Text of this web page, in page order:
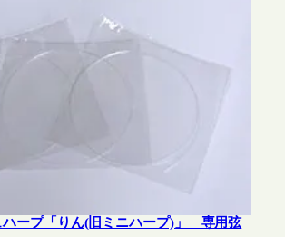
ハープ「りん(旧ミニハープ)」 専用弦